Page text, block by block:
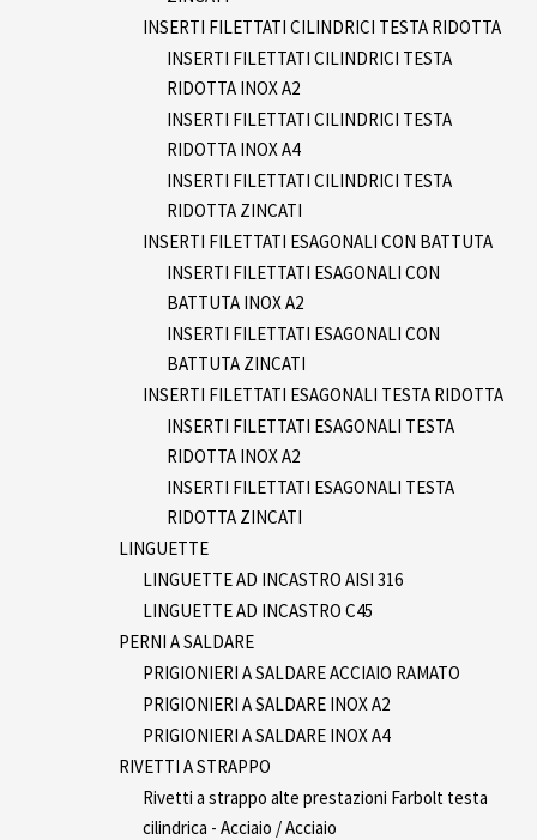
INSERTI FILETTATI CILINDRICI TESTA RIDOTTA
INSERTI FILETTATI CILINDRICI TESTA
RIDOTTA INOX A2
INSERTI FILETTATI CILINDRICI TESTA
RIDOTTA INOX A4
INSERTI FILETTATI CILINDRICI TESTA
RIDOTTA ZINCATI
INSERTI FILETTATI ESAGONALI CON BATTUTA
INSERTI FILETTATI ESAGONALI CON
BATTUTA INOX A2
INSERTI FILETTATI ESAGONALI CON
BATTUTA ZINCATI
INSERTI FILETTATI ESAGONALI TESTA RIDOTTA
INSERTI FILETTATI ESAGONALI TESTA
RIDOTTA INOX A2
INSERTI FILETTATI ESAGONALI TESTA
RIDOTTA ZINCATI
LINGUETTE
LINGUETTE AD INCASTRO AISI 316
LINGUETTE AD INCASTRO C45
PERNI A SALDARE
PRIGIONIERI A SALDARE ACCIAIO RAMATO
PRIGIONIERI A SALDARE INOX A2
PRIGIONIERI A SALDARE INOX A4
RIVETTI A STRAPPO
Rivetti a strappo alte prestazioni Farbolt testa
cilindrica - Acciaio / Acciaio